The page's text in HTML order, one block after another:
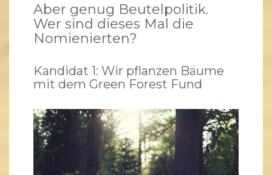
Aber genug Beutelpolitik.
Wer sind dieses Mal die
Nomienierten?
Kandidat 1: Wir pflanzen Bäume
mit dem Green Forest Fund